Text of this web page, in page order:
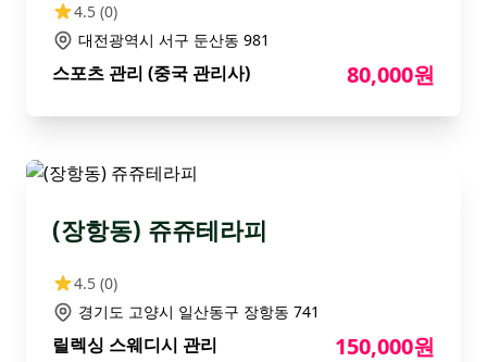
4.5 (0)
대전광역시 서구 둔산동 981
스포츠 관리 (중국 관리사) 80,000원
(장항동) 쥬쥬테라피
4.5 (0)
경기도 고양시 일산동구 장항동 741
릴렉싱 스웨디시 관리 150,000원